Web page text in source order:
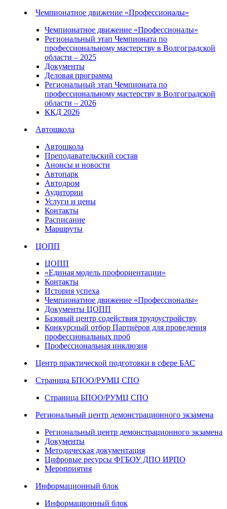
Чемпионатное движение «Профессионалы»
Чемпионатное движение «Профессионалы»
Региональный этап Чемпионата по
профессиональному мастерству в Волгоградской
области – 2025
Документы
Деловая программа
Региональный этап Чемпионата по
профессиональному мастерству в Волгоградской
области – 2026
ККД 2026
Автошкола
Автошкола
Преподавательский состав
Анонсы и новости
Автопарк
Автодром
Аудитории
Услуги и цены
Контакты
Расписание
Маршруты
ЦОПП
ЦОПП
«Единая модель профориентации»
Контакты
История успеха
Чемпионатное движение «Профессионалы»
Документы ЦОПП
Базовый центр содействия трудоустройству
Конкурсный отбор Партнёров для проведения
профессиональных проб
Профессиональная инклюзия
Центр практической подготовки в сфере БАС
Страница БПОО/РУМЦ СПО
Страница БПОО/РУМЦ СПО
Региональный центр демонстрационного экзамена
Региональный центр демонстрационного экзамена
Документы
Методическая документация
Цифровые ресурсы ФГБОУ ДПО ИРПО
Мероприятия
Информационный блок
Информационный блок